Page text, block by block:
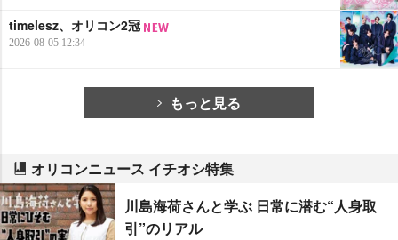
timelesz、オリコン2冠
2026-08-05 12:34
もっと見る
オリコンニュース イチオシ特集
川島海荷さんと学ぶ 日常に潜む“人身取
引”のリアル